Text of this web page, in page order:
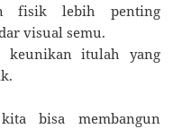
fisik lebih penting
visual semu.
keunikan itulah yang
bisa membangun